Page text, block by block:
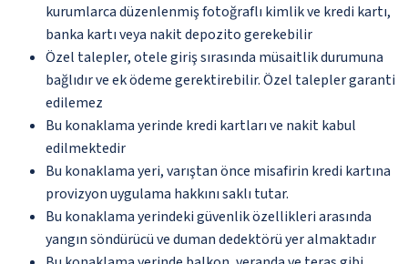
kurumlarca düzenlenmiş fotoğraflı kimlik ve kredi kartı,
banka kartı veya nakit depozito gerekebilir
Özel talepler, otele giriş sırasında müsaitlik durumuna
bağlıdır ve ek ödeme gerektirebilir. Özel talepler garanti
edilemez
Bu konaklama yerinde kredi kartları ve nakit kabul
edilmektedir
Bu konaklama yeri, varıştan önce misafirin kredi kartına
provizyon uygulama hakkını saklı tutar.
Bu konaklama yerindeki güvenlik özellikleri arasında
yangın söndürücü ve duman dedektörü yer almaktadır